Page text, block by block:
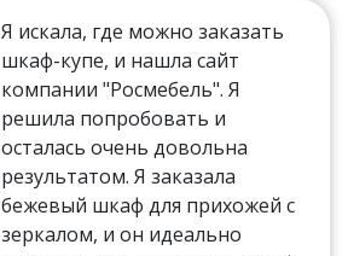
Я искала, где можно заказать
шкаф-купе, и нашла сайт
компании "Росмебель". Я
решила попробовать и
осталась очень довольна
результатом. Я заказала
бежевый шкаф для прихожей с
зеркалом, и он идеально